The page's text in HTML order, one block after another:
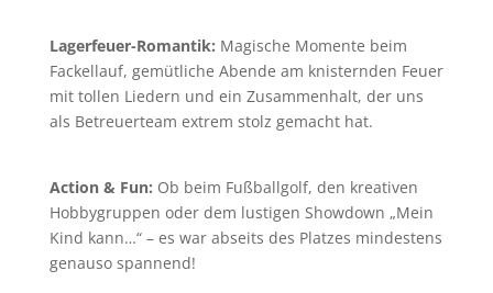
Lagerfeuer-Romantik: Magische Momente beim
Fackellauf, gemütliche Abende am knisternden Feuer
mit tollen Liedern und ein Zusammenhalt, der uns
als Betreuerteam extrem stolz gemacht hat.
Action & Fun: Ob beim Fußballgolf, den kreativen
Hobbygruppen oder dem lustigen Showdown „Mein
Kind kann…“ – es war abseits des Platzes mindestens
genauso spannend!